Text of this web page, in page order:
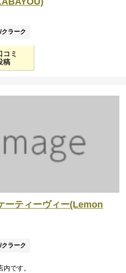
コミ
稿
クラーク
ーティーヴィー(Lemon
クラーク
です。